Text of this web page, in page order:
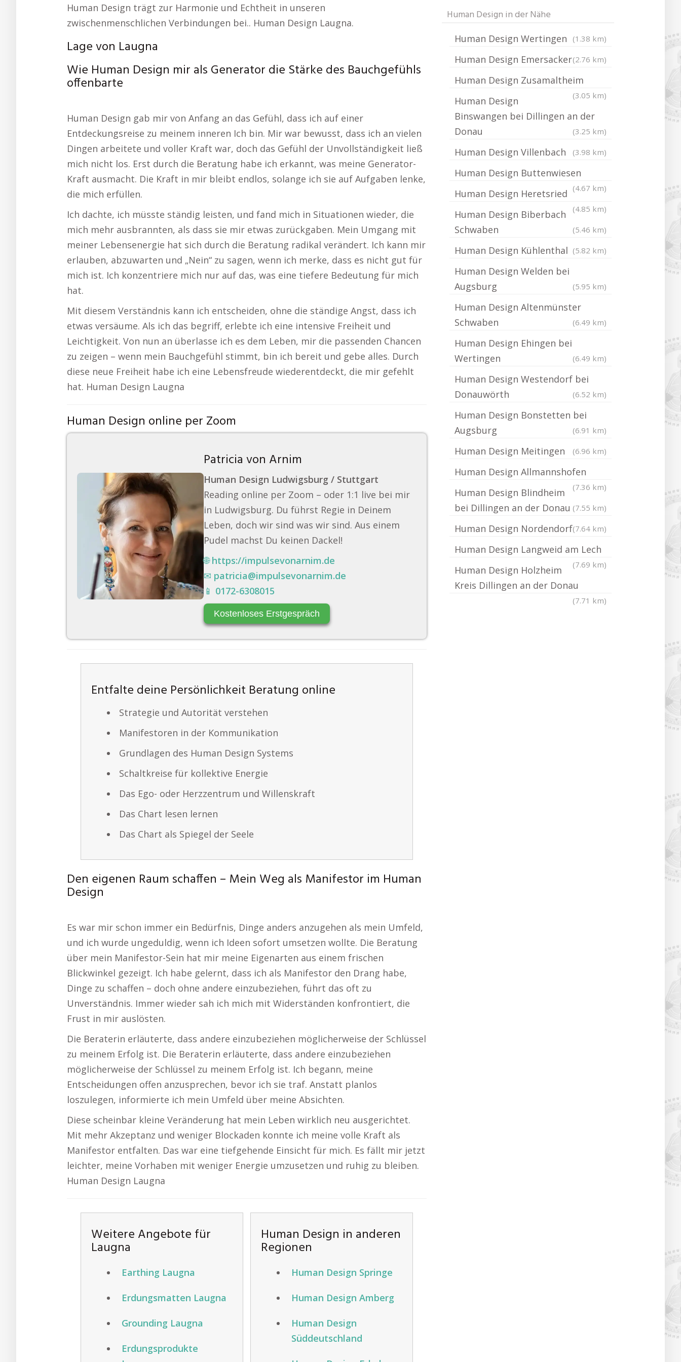
Human Design trägt zur Harmonie und Echtheit in unseren
zwischenmenschlichen Verbindungen bei.. Human Design Laugna.
Lage von Laugna
Wie Human Design mir als Generator die Stärke des Bauchgefühls
offenbarte
Human Design gab mir von Anfang an das Gefühl, dass ich auf einer
Entdeckungsreise zu meinem inneren Ich bin. Mir war bewusst, dass ich an vielen
Dingen arbeitete und voller Kraft war, doch das Gefühl der Unvollständigkeit ließ
mich nicht los. Erst durch die Beratung habe ich erkannt, was meine Generator-
Kraft ausmacht. Die Kraft in mir bleibt endlos, solange ich sie auf Aufgaben lenke,
die mich erfüllen.
Ich dachte, ich müsste ständig leisten, und fand mich in Situationen wieder, die
mich mehr ausbrannten, als dass sie mir etwas zurückgaben. Mein Umgang mit
meiner Lebensenergie hat sich durch die Beratung radikal verändert. Ich kann mir
erlauben, abzuwarten und „Nein“ zu sagen, wenn ich merke, dass es nicht gut für
mich ist. Ich konzentriere mich nur auf das, was eine tiefere Bedeutung für mich
hat.
Mit diesem Verständnis kann ich entscheiden, ohne die ständige Angst, dass ich
etwas versäume. Als ich das begriff, erlebte ich eine intensive Freiheit und
Leichtigkeit. Von nun an überlasse ich es dem Leben, mir die passenden Chancen
zu zeigen – wenn mein Bauchgefühl stimmt, bin ich bereit und gebe alles. Durch
diese neue Freiheit habe ich eine Lebensfreude wiederentdeckt, die mir gefehlt
hat. Human Design Laugna
Human Design online per Zoom
Patricia von Arnim
Human Design Ludwigsburg / Stuttgart
Reading online per Zoom – oder 1:1 live bei mir
in Ludwigsburg. Du führst Regie in Deinem
Leben, doch wir sind was wir sind. Aus einem
Pudel machst Du keinen Dackel!
🌐https://impulsevonarnim.de
✉ patricia@impulsevonarnim.de
📱 0172-6308015
Kostenloses Erstgespräch
Entfalte deine Persönlichkeit Beratung online
Strategie und Autorität verstehen
Manifestoren in der Kommunikation
Grundlagen des Human Design Systems
Schaltkreise für kollektive Energie
Das Ego- oder Herzzentrum und Willenskraft
Das Chart lesen lernen
Das Chart als Spiegel der Seele
Den eigenen Raum schaffen – Mein Weg als Manifestor im Human
Design
Es war mir schon immer ein Bedürfnis, Dinge anders anzugehen als mein Umfeld,
und ich wurde ungeduldig, wenn ich Ideen sofort umsetzen wollte. Die Beratung
über mein Manifestor-Sein hat mir meine Eigenarten aus einem frischen
Blickwinkel gezeigt. Ich habe gelernt, dass ich als Manifestor den Drang habe,
Dinge zu schaffen – doch ohne andere einzubeziehen, führt das oft zu
Unverständnis. Immer wieder sah ich mich mit Widerständen konfrontiert, die
Frust in mir auslösten.
Die Beraterin erläuterte, dass andere einzubeziehen möglicherweise der Schlüssel
zu meinem Erfolg ist. Die Beraterin erläuterte, dass andere einzubeziehen
möglicherweise der Schlüssel zu meinem Erfolg ist. Ich begann, meine
Entscheidungen offen anzusprechen, bevor ich sie traf. Anstatt planlos
loszulegen, informierte ich mein Umfeld über meine Absichten.
Diese scheinbar kleine Veränderung hat mein Leben wirklich neu ausgerichtet.
Mit mehr Akzeptanz und weniger Blockaden konnte ich meine volle Kraft als
Manifestor entfalten. Das war eine tiefgehende Einsicht für mich. Es fällt mir jetzt
leichter, meine Vorhaben mit weniger Energie umzusetzen und ruhig zu bleiben.
Human Design Laugna
Weitere Angebote für
Laugna
Earthing Laugna
Erdungsmatten Laugna
Grounding Laugna
Erdungsprodukte
Human Design in anderen
Regionen
Human Design Springe
Human Design Amberg
Human Design
Süddeutschland
Human Design in der Nähe
Human Design Wertingen (1.38 km)
Human Design Emersacker(2.76 km)
Human Design Zusamaltheim
(3.05 km)
Human Design
Binswangen bei Dillingen an der
Donau
(3.25 km)
Human Design Villenbach (3.98 km)
Human Design Buttenwiesen
(4.67 km)
Human Design Heretsried
(4.85 km)
Human Design Biberbach
Schwaben
(5.46 km)
Human Design Kühlenthal (5.82 km)
Human Design Welden bei
Augsburg
(5.95 km)
Human Design Altenmünster
Schwaben
(6.49 km)
Human Design Ehingen bei
Wertingen
(6.49 km)
Human Design Westendorf bei
Donauwörth
(6.52 km)
Human Design Bonstetten bei
Augsburg
(6.91 km)
Human Design Meitingen (6.96 km)
Human Design Allmannshofen
(7.36 km)
Human Design Blindheim
bei Dillingen an der Donau (7.55 km)
Human Design Nordendorf(7.64 km)
Human Design Langweid am Lech
(7.69 km)
Human Design Holzheim
Kreis Dillingen an der Donau
(7.71 km)